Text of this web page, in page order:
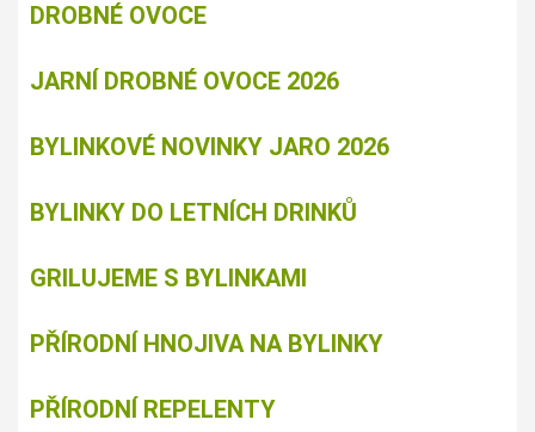
DROBNÉ OVOCE
JARNÍ DROBNÉ OVOCE 2026
BYLINKOVÉ NOVINKY JARO 2026
BYLINKY DO LETNÍCH DRINKŮ
GRILUJEME S BYLINKAMI
PŘÍRODNÍ HNOJIVA NA BYLINKY
PŘÍRODNÍ REPELENTY